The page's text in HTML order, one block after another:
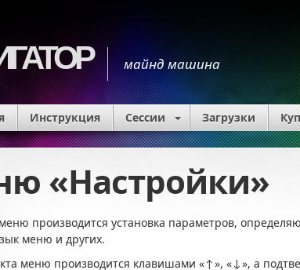
майнд машина
Инструкция Сессии Загрузки
«Настройки»
производится установка параметров,
меню и других.
меню производится клавишами «↑», «↓», а